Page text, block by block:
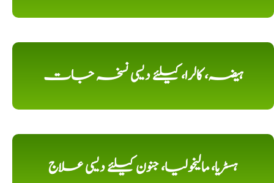
ہیضہ، کالرا، کیلئے دیسی نسخہ جات
ہسٹریا، مالیخولیا، جنون کیلئے دیسی علاج